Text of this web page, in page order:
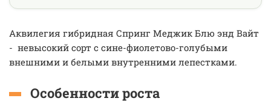
Аквилегия гибридная Спринг Меджик Блю энд Вайт
- невысокий сорт с сине-фиолетово-голубыми
внешними и белыми внутренними лепестками.
Особенности роста